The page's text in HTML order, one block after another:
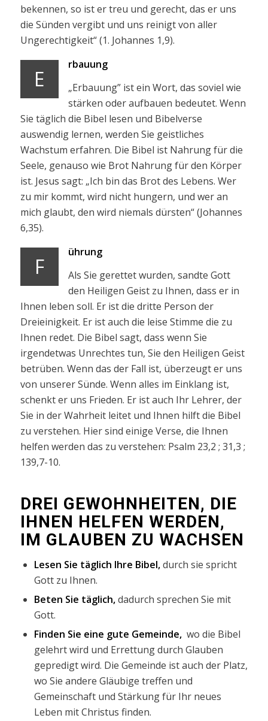
bekennen, so ist er treu und gerecht, das er uns
die Sünden vergibt und uns reinigt von aller
Ungerechtigkeit“ (1. Johannes 1,9).
E
rbauung
„Erbauung” ist ein Wort, das soviel wie
stärken oder aufbauen bedeutet. Wenn
Sie täglich die Bibel lesen und Bibelverse
auswendig lernen, werden Sie geistliches
Wachstum erfahren. Die Bibel ist Nahrung für die
Seele, genauso wie Brot Nahrung für den Körper
ist. Jesus sagt: „Ich bin das Brot des Lebens. Wer
zu mir kommt, wird nicht hungern, und wer an
mich glaubt, den wird niemals dürsten“ (Johannes
6,35).
F
ührung
Als Sie gerettet wurden, sandte Gott
den Heiligen Geist zu Ihnen, dass er in
Ihnen leben soll. Er ist die dritte Person der
Dreieinigkeit. Er ist auch die leise Stimme die zu
Ihnen redet. Die Bibel sagt, dass wenn Sie
irgendetwas Unrechtes tun, Sie den Heiligen Geist
betrüben. Wenn das der Fall ist, überzeugt er uns
von unserer Sünde. Wenn alles im Einklang ist,
schenkt er uns Frieden. Er ist auch Ihr Lehrer, der
Sie in der Wahrheit leitet und Ihnen hilft die Bibel
zu verstehen. Hier sind einige Verse, die Ihnen
helfen werden das zu verstehen: Psalm 23,2 ; 31,3 ;
139,7-10.
DREI GEWOHNHEITEN, DIE
IHNEN HELFEN WERDEN,
IM GLAUBEN ZU WACHSEN
Lesen Sie täglich Ihre Bibel,durch sie spricht
Gott zu Ihnen.
Beten Sie täglich,dadurch sprechen Sie mit
Gott.
Finden Sie eine gute Gemeinde, wo die Bibel
gelehrt wird und Errettung durch Glauben
gepredigt wird. Die Gemeinde ist auch der Platz,
wo Sie andere Gläubige treffen und
Gemeinschaft und Stärkung für Ihr neues
Leben mit Christus finden.